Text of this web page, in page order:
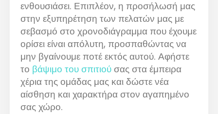
ενθουσιάσει. Επιπλέον, η προσήλωσή μας
στην εξυπηρέτηση των πελατών μας με
σεβασμό στο χρονοδιάγραμμα που έχουμε
ορίσει είναι απόλυτη, προσπαθώντας να
μην βγαίνουμε ποτέ εκτός αυτού. Αφήστε
το βάψιμο του σπιτιούσας στα έμπειρα
χέρια της ομάδας μας και δώστε νέα
αίσθηση και χαρακτήρα στον αγαπημένο
σας χώρο.